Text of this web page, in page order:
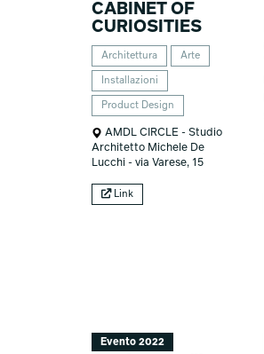
CABINET OF
CURIOSITIES
Architettura Arte
Installazioni
Product Design
AMDL CIRCLE - Studio
Architetto Michele De
Lucchi - via Varese, 15
Link
Evento 2022